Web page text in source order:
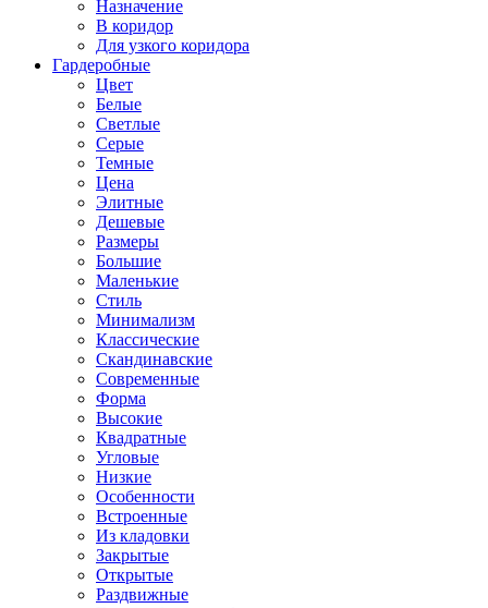
Назначение
В коридор
Для узкого коридора
Гардеробные
Цвет
Белые
Светлые
Серые
Темные
Цена
Элитные
Дешевые
Размеры
Большие
Маленькие
Стиль
Минимализм
Классические
Скандинавские
Современные
Форма
Высокие
Квадратные
Угловые
Низкие
Особенности
Встроенные
Из кладовки
Закрытые
Открытые
Раздвижные